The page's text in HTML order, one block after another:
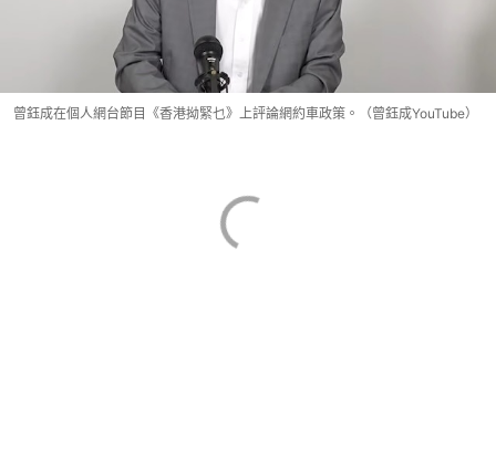
曾鈺成在個人網台節目《香港拗緊乜》上評論網約車政策。（曾鈺成YouTube）